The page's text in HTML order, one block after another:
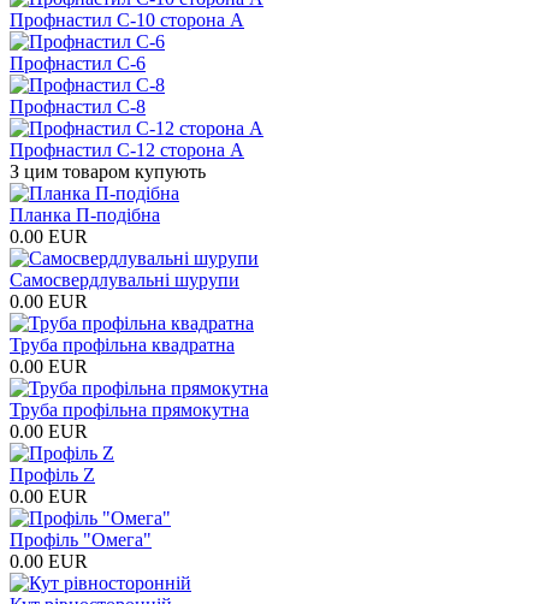
Профнастил С-10 сторона А
Профнастил С-6
Профнастил С-8
Профнастил С-12 сторона А
З цим товаром купують
Планка П-подібна
0.00 EUR
Самосвердлувальні шурупи
0.00 EUR
Труба профільна квадратна
0.00 EUR
Труба профільна прямокутна
0.00 EUR
Профіль Z
0.00 EUR
Профіль "Омега"
0.00 EUR